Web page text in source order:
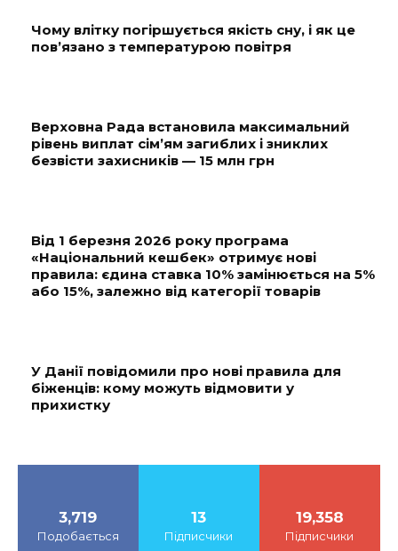
Чому влітку погіршується якість сну, і як це
пов’язано з температурою повітря
Верховна Рада встановила максимальний
рівень виплат сім’ям загиблих і зниклих
безвісти захисників — 15 млн грн
Від 1 березня 2026 року програма
«Національний кешбек» отримує нові
правила: єдина ставка 10% замінюється на 5%
або 15%, залежно від категорії товарів
У Данії повідомили про нові правила для
біженців: кому можуть відмовити у
прихистку
3,719
Подобається
13
Підписчики
19,358
Підписчики